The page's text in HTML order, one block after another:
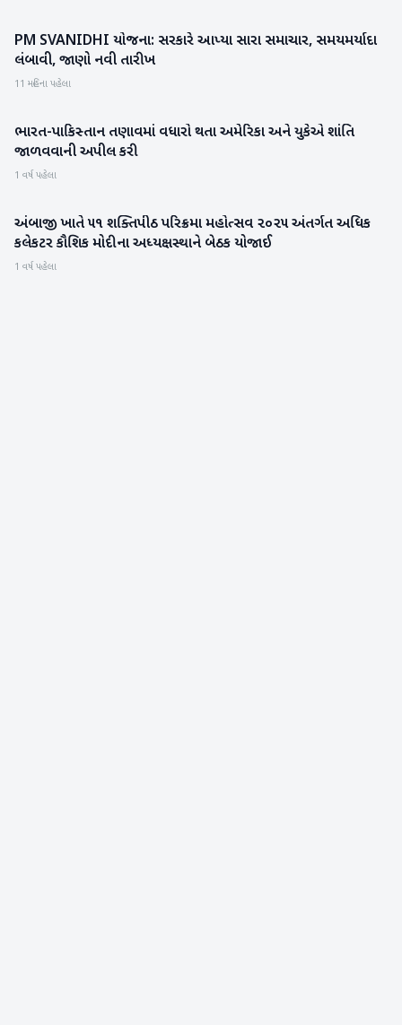
રાષ્ટ્રીય
PM SVANIDHI યોજના: સરકારે આપ્યા સારા સમાચાર, સમયમર્યાદા
લંબાવી, જાણો નવી તારીખ
11 મહિના પહેલા
રાષ્ટ્રીય
ભારત-પાકિસ્તાન તણાવમાં વધારો થતા અમેરિકા અને યુકેએ શાંતિ
જાળવવાની અપીલ કરી
1 વર્ષ પહેલા
બનાસકાંઠા
અંબાજી ખાતે ૫૧ શક્તિપીઠ પરિક્રમા મહોત્સવ ૨૦૨૫ અંતર્ગત અધિક
કલેકટર કૌશિક મોદીના અધ્યક્ષસ્થાને બેઠક યોજાઈ
1 વર્ષ પહેલા